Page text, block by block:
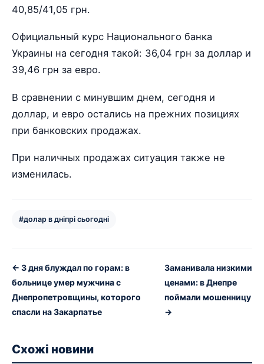
40,85/41,05 грн.
Официальный курс Национального банка
Украины на сегодня такой: 36,04 грн за доллар и
39,46 грн за евро.
В сравнении с минувшим днем, сегодня и
доллар, и евро остались на прежних позициях
при банковских продажах.
При наличных продажах ситуация также не
изменилась.
#долар в дніпрі сьогодні
← 3 дня блуждал по горам: в
больнице умер мужчина с
Днепропетровщины, которого
спасли на Закарпатье
Заманивала низкими
ценами: в Днепре
поймали мошенницу
→
Схожі новини